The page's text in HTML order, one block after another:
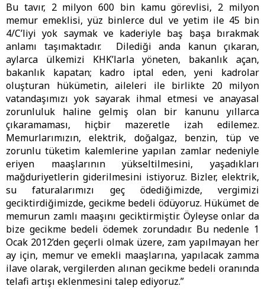
Bu tavır, 2 milyon 600 bin kamu görevlisi, 2 milyon
memur emeklisi, yüz binlerce dul ve yetim ile 45 bin
4/C’liyi yok saymak ve kaderiyle baş başa bırakmak
anlamı taşımaktadır. Dilediği anda kanun çıkaran,
aylarca ülkemizi KHK’larla yöneten, bakanlık açan,
bakanlık kapatan; kadro iptal eden, yeni kadrolar
oluşturan hükümetin, aileleri ile birlikte 20 milyon
vatandaşımızı yok sayarak ihmal etmesi ve anayasal
zorunluluk haline gelmiş olan bir kanunu yıllarca
çıkaramaması, hiçbir mazeretle izah edilemez.
Memurlarımızın, elektrik, doğalgaz, benzin, tüp ve
zorunlu tüketim kalemlerine yapılan zamlar nedeniyle
eriyen maaşlarının yükseltilmesini, yaşadıkları
mağduriyetlerin giderilmesini istiyoruz. Bizler, elektrik,
su faturalarımızı geç ödediğimizde, vergimizi
geciktirdiğimizde, gecikme bedeli ödüyoruz. Hükümet de
memurun zamlı maaşını geciktirmiştir. Öyleyse onlar da
bize gecikme bedeli ödemek zorundadır. Bu nedenle 1
Ocak 2012’den geçerli olmak üzere, zam yapılmayan her
ay için, memur ve emekli maaşlarına, yapılacak zamma
ilave olarak, vergilerden alınan gecikme bedeli oranında
telafi artışı eklenmesini talep ediyoruz.”